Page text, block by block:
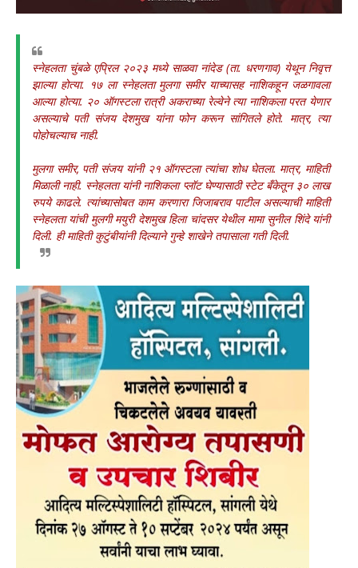
स्नेहलता चुंबळे एप्रिल २०२३ मध्ये साळवा नांदेड (ता. धरणगाव) येथून निवृत्त
झाल्या होत्या. १७ ला स्नेहलता मुलगा समीर याच्यासह नाशिकहून जळगावला
आल्या होत्या. २० ऑगस्टला रात्री अकराच्या रेल्वेने त्या नाशिकला परत येणार
असल्याचे पती संजय देशमुख यांना फोन करून सांगितले होते. मात्र, त्या
पोहोचल्याच नाही.
मुलगा समीर, पती संजय यांनी २१ ऑगस्टला त्यांचा शोध घेतला. मात्र, माहिती
मिळाली नाही. स्नेहलता यांनी नाशिकला प्लॉट घेण्यासाठी स्टेट बँकेतून ३० लाख
रुपये काढले. त्यांच्यासोबत काम करणारा जिजाबराव पाटील असल्याची माहिती
स्नेहलता यांची मुलगी मयुरी देशमुख हिला चांदसर येथील मामा सुनील शिंदे यांनी
दिली. ही माहिती कुटुंबीयांनी दिल्याने गुन्हे शाखेने तपासाला गती दिली.